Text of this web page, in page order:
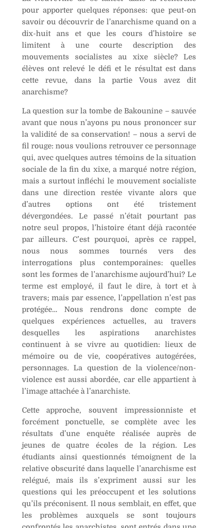
pour apporter quelques réponses: que peut-on
savoir ou découvrir de l’anarchisme quand on a
dix-huit ans et que les cours d’histoire se
limitent à une courte description des
mouvements socialistes au xixe siècle? Les
élèves ont relevé le défi et le résultat est dans
cette revue, dans la partie Vous avez dit
anarchisme?
La question sur la tombe de Bakounine – sauvée
avant que nous n’ayons pu nous prononcer sur
la validité de sa conservation! – nous a servi de
fil rouge: nous voulions retrouver ce personnage
qui, avec quelques autres témoins de la situation
sociale de la fin du xixe, a marqué notre région,
mais a surtout infléchi le mouvement socialiste
dans une direction restée vivante alors que
d’autres options ont été tristement
dévergondées. Le passé n’était pourtant pas
notre seul propos, l’histoire étant déjà racontée
par ailleurs. C’est pourquoi, après ce rappel,
nous nous sommes tournés vers des
interrogations plus contemporaines: quelles
sont les formes de l’anarchisme aujourd’hui? Le
terme est employé, il faut le dire, à tort et à
travers; mais par essence, l’appellation n’est pas
protégée… Nous rendrons donc compte de
quelques expériences actuelles, au travers
desquelles les aspirations anarchistes
continuent à se vivre au quotidien: lieux de
mémoire ou de vie, coopératives autogérées,
personnages. La question de la violence/non-
violence est aussi abordée, car elle appartient à
l’image attachée à l’anarchiste.
Cette approche, souvent impressionniste et
forcément ponctuelle, se complète avec les
résultats d’une enquête réalisée auprès de
jeunes de quatre écoles de la région. Les
étudiants ainsi questionnés témoignent de la
relative obscurité dans laquelle l’anarchisme est
relégué, mais ils s’expriment aussi sur les
questions qui les préoccupent et les solutions
qu’ils préconisent. Il nous semblait, en effet, que
les problèmes auxquels se sont toujours